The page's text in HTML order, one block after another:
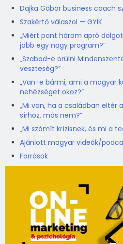
Dajka Gábor business coach
Szakértő válaszol — GYIK
„Miért pont három apró
jobb egy nagy program?”
„Szabad-e örülni
veszteség?”
„Van-e bármi, ami a magyar
nehézséget okoz?”
„Mi van, ha a családban eltér
sírhoz, más nem?”
„Mi számít krízisnek, és mi a
Ajánlott magyar videók/
Források